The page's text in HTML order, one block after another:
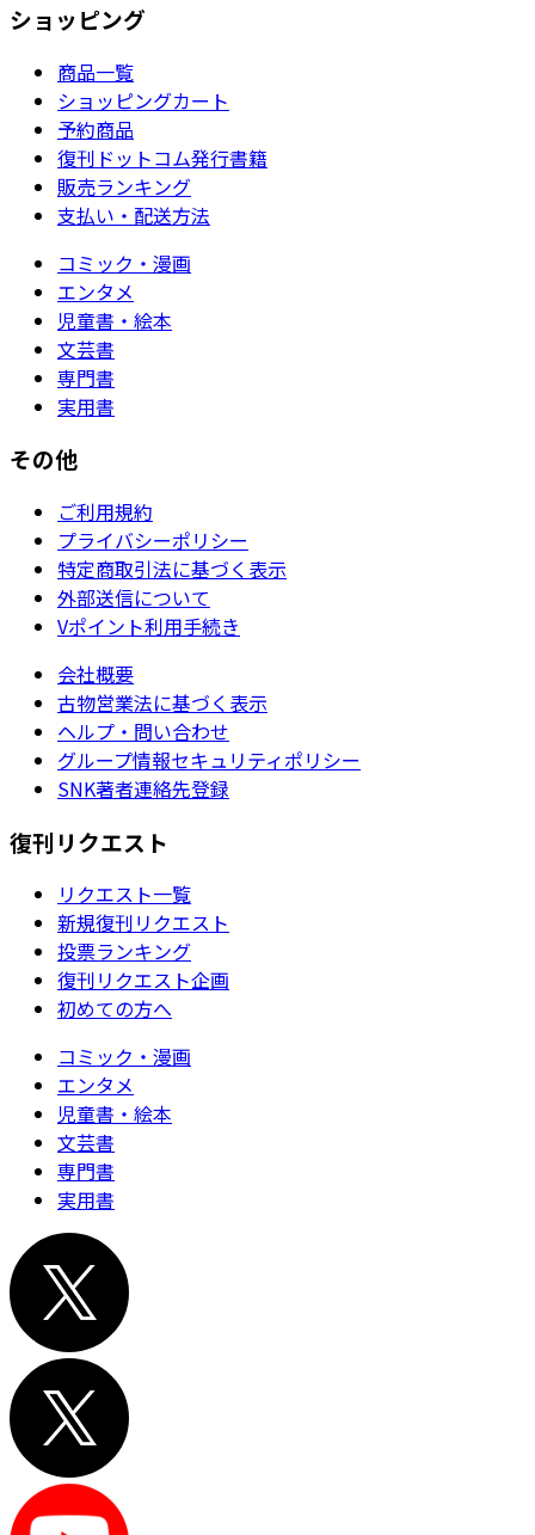
ショッピング
商品一覧
ショッピングカート
予約商品
復刊ドットコム発行書籍
販売ランキング
支払い・配送方法
コミック・漫画
エンタメ
児童書・絵本
文芸書
専門書
実用書
その他
ご利用規約
プライバシーポリシー
特定商取引法に基づく表示
外部送信について
Vポイント利用手続き
会社概要
古物営業法に基づく表示
ヘルプ・問い合わせ
グループ情報セキュリティポリシー
SNK著者連絡先登録
復刊リクエスト
リクエスト一覧
新規復刊リクエスト
投票ランキング
復刊リクエスト企画
初めての方へ
コミック・漫画
エンタメ
児童書・絵本
文芸書
専門書
実用書